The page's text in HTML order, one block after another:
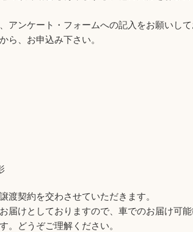
アンケート・フォームへの記入をお願いして
ら、お申込み下さい。
渡契約を交わさせていただきます。
届けとしておりますので、車でのお届け可
。どうぞご理解ください。